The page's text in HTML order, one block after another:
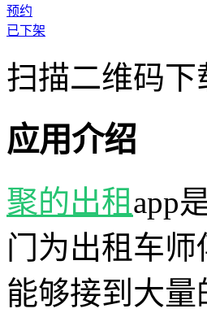
预约
已下架
扫描二维码下
应用介绍
聚的出租 app
门为出租车
能够接到大